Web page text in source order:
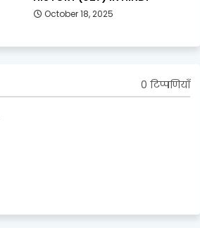
October 18, 2025
0 टिप्पणियाँ